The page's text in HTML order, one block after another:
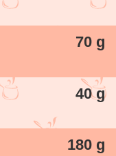
70 g
40 g
180 g